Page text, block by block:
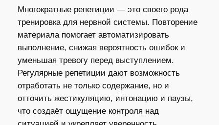
Многократные репетиции — это своего рода
тренировка для нервной системы. Повторение
материала помогает автоматизировать
выполнение, снижая вероятность ошибок и
уменьшая тревогу перед выступлением.
Регулярные репетиции дают возможность
отработать не только содержание, но и
отточить жестикуляцию, интонацию и паузы,
что создаёт ощущение контроля над